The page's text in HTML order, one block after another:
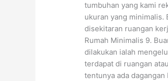
tumbuhan yang kami
ukuran yang minimalis.
disekitaran ruangan
Rumah Minimalis 9.
dilakukan ialah
terdapat di ruangan
tentunya ada